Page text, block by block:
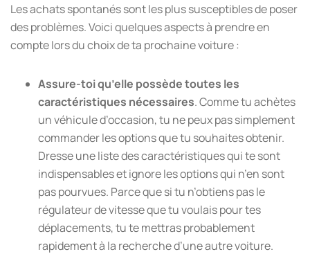
Les achats spontanés sont les plus susceptibles de poser
des problèmes. Voici quelques aspects à prendre en
compte lors du choix de ta prochaine voiture :
Assure-toi qu’elle possède toutes les
caractéristiques nécessaires. Comme tu achètes
un véhicule d’occasion, tu ne peux pas simplement
commander les options que tu souhaites obtenir.
Dresse une liste des caractéristiques qui te sont
indispensables et ignore les options qui n’en sont
pas pourvues. Parce que si tu n’obtiens pas le
régulateur de vitesse que tu voulais pour tes
déplacements, tu te mettras probablement
rapidement à la recherche d’une autre voiture.